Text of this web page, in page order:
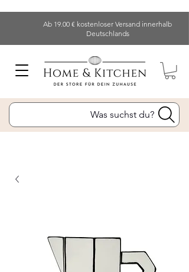
Ab 19.00 € kostenloser Versand innerhalb
Deutschlands
Was suchst du?